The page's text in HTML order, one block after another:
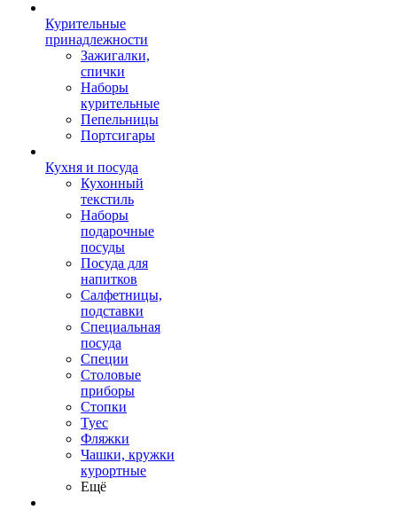
Курительные
принадлежности
Зажигалки,
спички
Наборы
курительные
Пепельницы
Портсигары
Кухня и посуда
Кухонный
текстиль
Наборы
подарочные
посуды
Посуда для
напитков
Салфетницы,
подставки
Специальная
посуда
Специи
Столовые
приборы
Стопки
Туес
Фляжки
Чашки, кружки
курортные
Ещё